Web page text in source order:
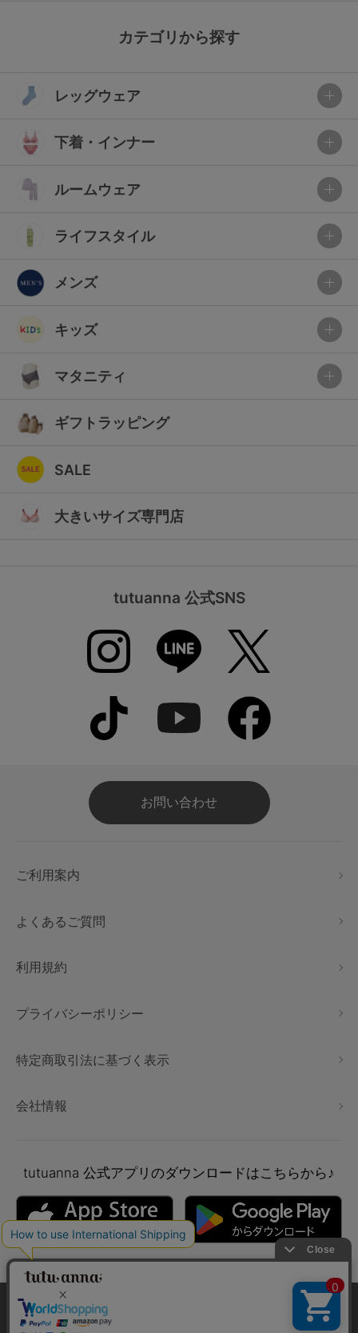
絞り込み
カテゴリから探す
レッグウェア
下着・インナー
ルームウェア
ライフスタイル
メンズ
キッズ
マタニティ
ギフトラッピング
SALE
大きいサイズ専門店
tutuanna 公式SNS
お問い合わせ
ご利用案内
よくあるご質問
利用規約
プライバシーポリシー
特定商取引法に基づく表示
会社情報
tutuanna 公式アプリのダウンロードはこちらから♪
本サイトでは、より快適にご利用いただけるようCookieを利用し
ています。詳細については
をご確認くださ